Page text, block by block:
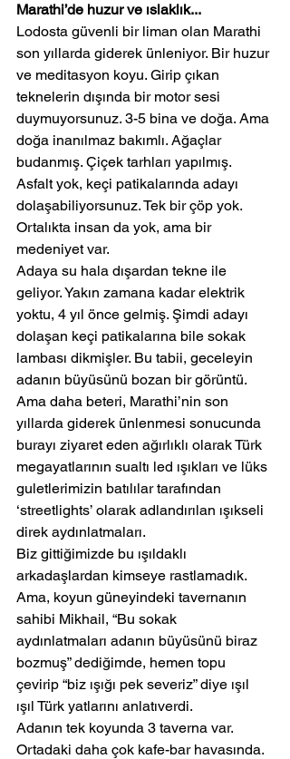
Marathi’de huzur ve ıslaklık...
Lodosta güvenli bir liman olan Marathi
son yıllarda giderek ünleniyor. Bir huzur
ve meditasyon koyu. Girip çıkan
teknelerin dışında bir motor sesi
duymuyorsunuz. 3-5 bina ve doğa. Ama
doğa inanılmaz bakımlı. Ağaçlar
budanmış. Çiçek tarhları yapılmış.
Asfalt yok, keçi patikalarında adayı
dolaşabiliyorsunuz. Tek bir çöp yok.
Ortalıkta insan da yok, ama bir
medeniyet var.
Adaya su hala dışardan tekne ile
geliyor. Yakın zamana kadar elektrik
yoktu, 4 yıl önce gelmiş. Şimdi adayı
dolaşan keçi patikalarına bile sokak
lambası dikmişler. Bu tabii, geceleyin
adanın büyüsünü bozan bir görüntü.
Ama daha beteri, Marathi’nin son
yıllarda giderek ünlenmesi sonucunda
burayı ziyaret eden ağırlıklı olarak Türk
megayatlarının sualtı led ışıkları ve lüks
guletlerimizin batılılar tarafından
‘streetlights’ olarak adlandırılan ışıkseli
direk aydınlatmaları.
Biz gittiğimizde bu ışıldaklı
arkadaşlardan kimseye rastlamadık.
Ama, koyun güneyindeki tavernanın
sahibi Mikhail, “Bu sokak
aydınlatmaları adanın büyüsünü biraz
bozmuş” dediğimde, hemen topu
çevirip “biz ışığı pek severiz” diye ışıl
ışıl Türk yatlarını anlatıverdi.
Adanın tek koyunda 3 taverna var.
Ortadaki daha çok kafe-bar havasında.